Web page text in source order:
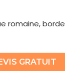
romaine,
GRATUIT